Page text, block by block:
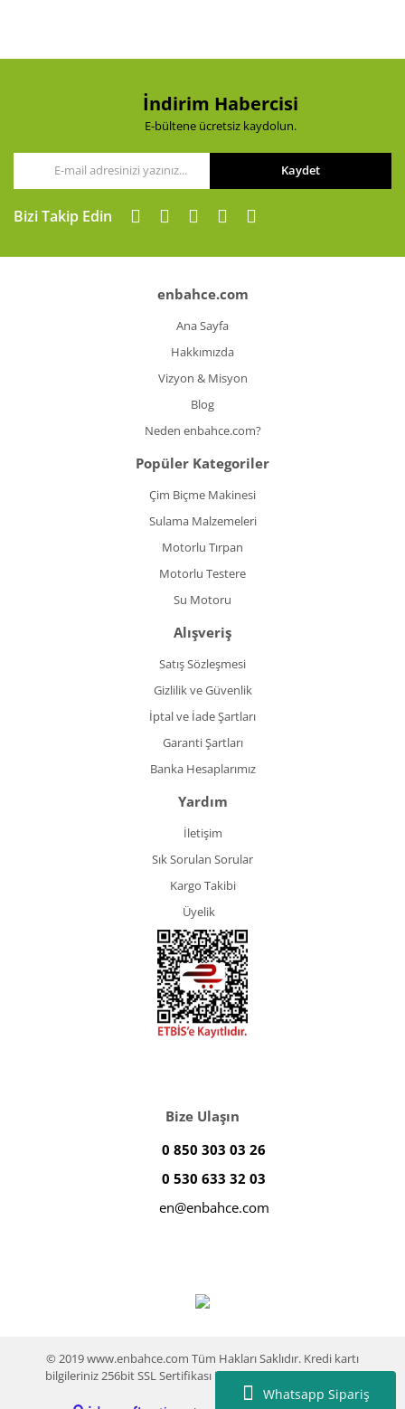
Whatsapp Sipariş
İndirim Habercisi
E-bültene ücretsiz kaydolun.
Kaydet
Bizi Takip Edin
enbahce.com
Ana Sayfa
Hakkımızda
Vizyon & Misyon
Blog
Neden enbahce.com?
Popüler Kategoriler
Çim Biçme Makinesi
Sulama Malzemeleri
Motorlu Tırpan
Motorlu Testere
Su Motoru
Alışveriş
Satış Sözleşmesi
Gizlilik ve Güvenlik
İptal ve İade Şartları
Garanti Şartları
Banka Hesaplarımız
Yardım
İletişim
Sık Sorulan Sorular
Kargo Takibi
Üyelik
Bize Ulaşın
0 850 303 03 26
0 530 633 32 03
en@enbahce.com
© 2019 www.enbahce.com Tüm Hakları Saklıdır. Kredi kartı
bilgileriniz 256bit SSL Sertifikası ile %100 koruma altındadır.